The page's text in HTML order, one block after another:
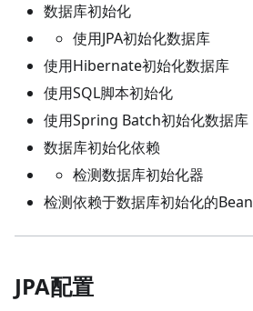
数据库初始化
使用JPA初始化数据库
使用Hibernate初始化数据库
使用SQL脚本初始化
使用Spring Batch初始化数据库
数据库初始化依赖
检测数据库初始化器
检测依赖于数据库初始化的Bean
JPA配置